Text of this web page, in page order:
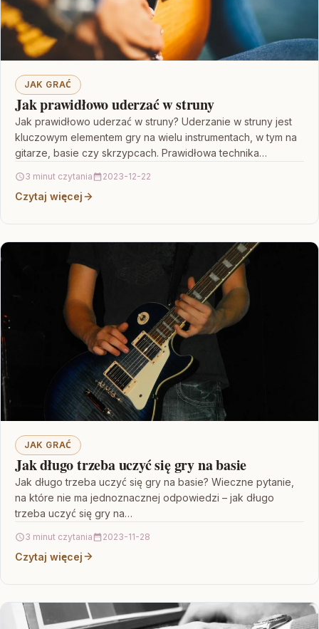
JAK GRAĆ
Jak prawidłowo uderzać w struny
Jak prawidłowo uderzać w struny? Uderzanie w struny jest
kluczowym elementem gry na wielu instrumentach, w tym na
gitarze, basie czy skrzypcach. Prawidłowa technika…
3 minut czytania 2023-12-22
Czytaj więcej
JAK GRAĆ
Jak długo trzeba uczyć się gry na basie
Jak długo trzeba uczyć się gry na basie? Wieczne pytanie,
na które nie ma jednoznacznej odpowiedzi – jak długo
trzeba uczyć się gry na…
3 minut czytania 2023-11-28
Czytaj więcej